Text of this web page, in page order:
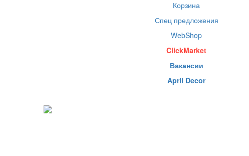
Корзина
Спец предложения
WebShop
ClickMarket
Вакансии
April Decor